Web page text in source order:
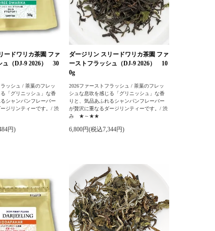
ードワリカ茶園 ファ
ュ（DJ-9 2026） 30
ッシュ / 茶葉のフレッ
「グリニッシュ」な香
シャンパンフレーバー
ジリンティーです。/ 渋
円)
ダージリン スリードワリカ茶園 ファ
ーストフラッシュ（DJ-9 2026） 10
0g
2026ファーストフラッシュ / 茶葉のフレッ
シュな息吹を感じる「グリニッシュ」な香
りと、気品あふれるシャンパンフレーバー
が贅沢に重なるダージリンティーです。/ 渋
み ★～★★
6,800円(税込7,344円)